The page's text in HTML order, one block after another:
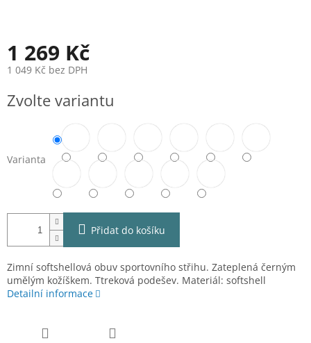
1 269 Kč
1 049 Kč bez DPH
cena:
Zvolte variantu
Varianta
Přidat do košíku
Zimní softshellová obuv sportovního střihu. Zateplená černým
umělým kožíškem. Ttreková podešev. Materiál: softshell
Detailní informace